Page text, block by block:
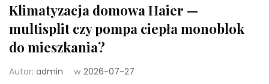
Klimatyzacja domowa Haier —
multisplit czy pompa ciepła monoblok
do mieszkania?
Autor: admin w 2026-07-27